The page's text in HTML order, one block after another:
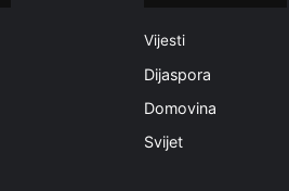
Vijesti
Dijaspora
Domovina
Svijet